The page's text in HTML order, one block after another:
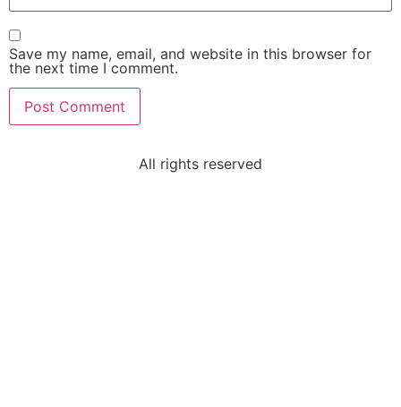
Sri K.R. Babu & Smt. Lakshmi Padmaja
Save my name, email, and website in this browser for
the next time I comment.
All rights reserved